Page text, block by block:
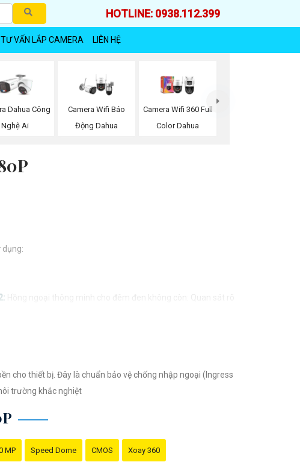
HOTLINE: 0938.112.399
TƯ VẤN LẮP CAMERA LIÊN HỆ
Dahua Công
Nghệ Ai
Camera Wifi Báo
Động Dahua
Camera Wifi 360 Full
Color Dahua
dụng:
Hồng ngoại thông minh cho đêm đen không còn: Quan sát rõ
khả năng quan sát trực tiếp trẻ qua điện thoại.
cho thiết bị. Đây là chuẩn bảo vệ chống nhập ngoại (Ingress
trường khắc nghiệt
MP Speed Dome CMOS Xoay 360